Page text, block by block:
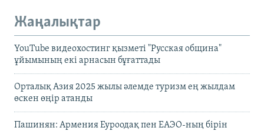
Жаңалықтар
YouTube видеохостинг қызметі "Русская община"
ұйымының екі арнасын бұғаттады
Орталық Азия 2025 жылы әлемде туризм ең жылдам
өскен өңір атанды
Пашинян: Армения Еуроодақ пен ЕАЭО-ның бірін